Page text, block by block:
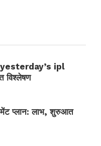
ipl
विश्लेषण
प्लान: लाभ, शुरुआत